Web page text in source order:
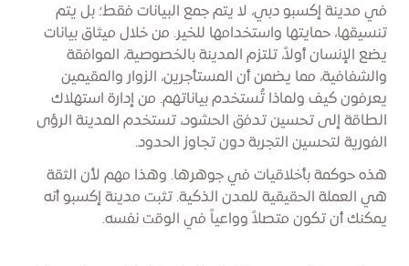
في مدينة إكسبو دبي، لا يتم جمع البيانات فقط؛ بل يتم
تنسيقها، حمايتها واستخدامها للخير. من خلال ميثاق بيانات
يضع الإنسان أولاً، تلتزم المدينة بالخصوصية، الموافقة
والشفافية، مما يضمن أن المستأجرين، الزوار والمقيمين
يعرفون كيف ولماذا تُستخدم بياناتهم. من إدارة استهلاك
الطاقة إلى تحسين تدفق الحشود، تستخدم المدينة الرؤى
الفورية لتحسين التجربة دون تجاوز الحدود.
هذه حوكمة بأخلاقيات في جوهرها. وهذا مهم لأن الثقة
هي العملة الحقيقية للمدن الذكية. تثبت مدينة إكسبو أنه
يمكنك أن تكون متصلاً وواعياً في الوقت نفسه.